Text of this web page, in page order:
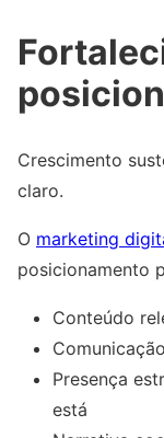
Crescimento
claro.
O marketing
posicionamento
Conteúdo
Presença
está